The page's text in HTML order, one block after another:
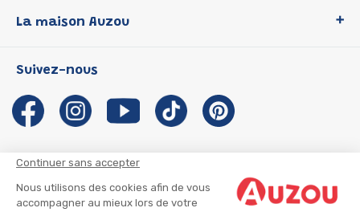
Continuer sans accepter
Nous utilisons des cookies afin de vous
accompagner au mieux lors de votre
P'tit Loup
Les Influenceuses
Migali
Petite Taupe
La maison Auzou
Notre histoire
Auzou s'engage
Auteurs et illustrateurs Auzou
Suivre mon colis
Suivez-nous
CGU